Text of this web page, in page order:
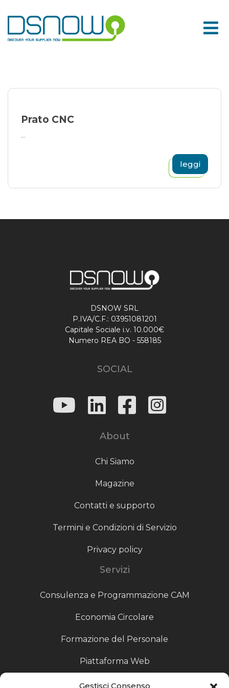
Gestisci Consenso
to
content
Prato CNC
...
leggi
DSNOW SRL
P.IVA/C.F.: 03951081201
Capitale Sociale i.v. 10.000€
Numero REA BO - 558185
SOCIAL
About
Chi Siamo
Magazine
Contatti e supporto
Termini e Condizioni di Servizio
Privacy policy
Servizi
Consulenza e Programmazione CAM
Economia Circolare
Formazione del Personale
Piattaforma Web
Scouting fornitori